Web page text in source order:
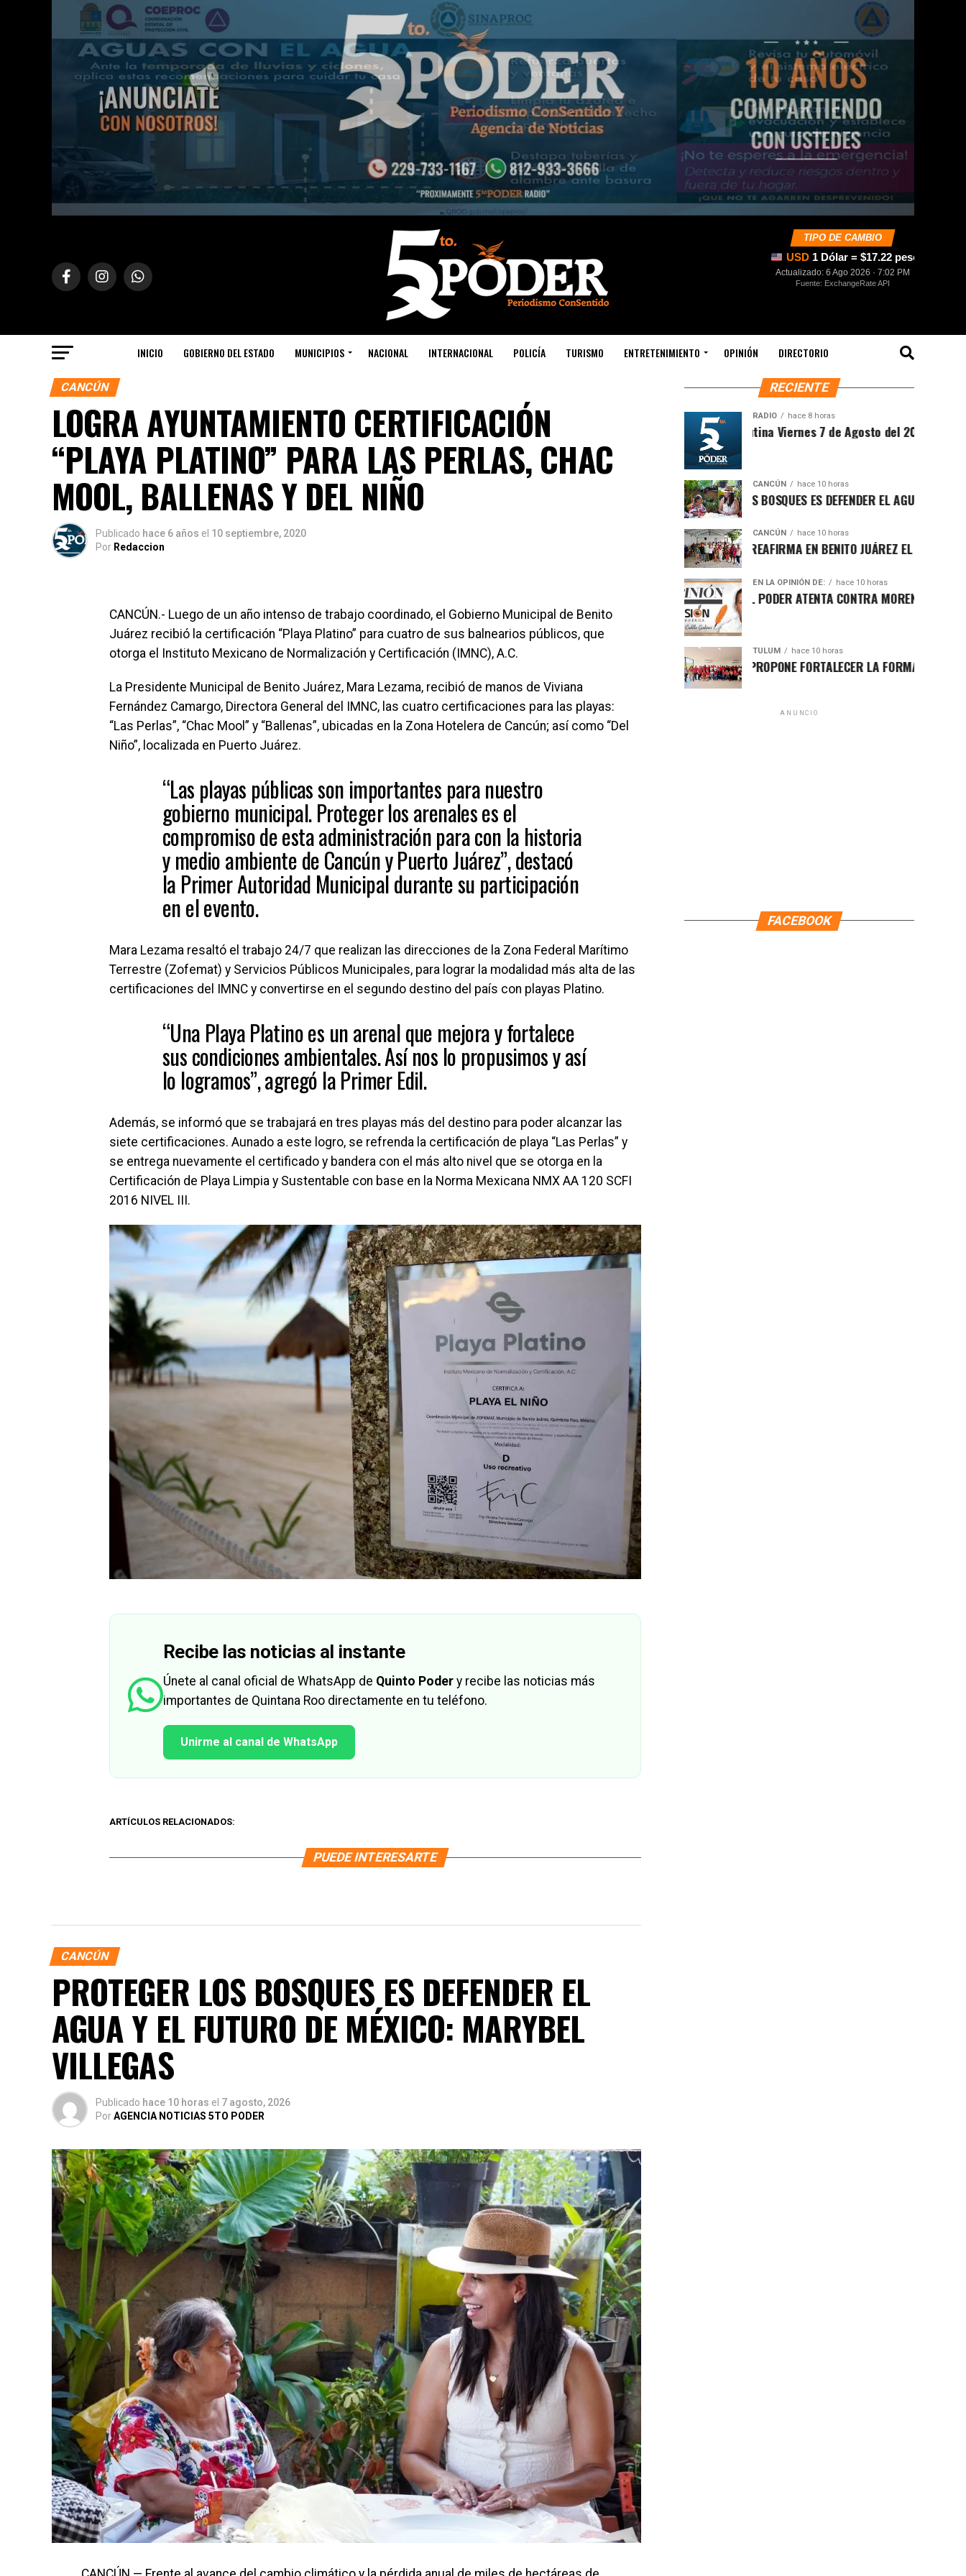
TIPO DE CAMBIO
USD 1 Dólar = $17.22 pesos
Actualizado: 6 Ago 2026 · 7:02 PM
Fuente: ExchangeRate API
INICIO GOBIERNO DEL ESTADO MUNICIPIOS NACIONAL INTERNACIONAL POLICÍA TURISMO ENTRETENIMIENTO OPINIÓN DIRECTORIO
CANCÚN
LOGRA AYUNTAMIENTO CERTIFICACIÓN
“PLAYA PLATINO” PARA LAS PERLAS, CHAC
MOOL, BALLENAS Y DEL NIÑO
Publicado hace 6 años el 10 septiembre, 2020
Por Redaccion
CANCÚN.- Luego de un año intenso de trabajo coordinado, el Gobierno Municipal de Benito
Juárez recibió la certificación “Playa Platino” para cuatro de sus balnearios públicos, que
otorga el Instituto Mexicano de Normalización y Certificación (IMNC), A.C.
La Presidente Municipal de Benito Juárez, Mara Lezama, recibió de manos de Viviana
Fernández Camargo, Directora General del IMNC, las cuatro certificaciones para las playas:
“Las Perlas”, “Chac Mool” y “Ballenas”, ubicadas en la Zona Hotelera de Cancún; así como “Del
Niño”, localizada en Puerto Juárez.
“Las playas públicas son importantes para nuestro
gobierno municipal. Proteger los arenales es el
compromiso de esta administración para con la historia
y medio ambiente de Cancún y Puerto Juárez”, destacó
la Primer Autoridad Municipal durante su participación
en el evento.
Mara Lezama resaltó el trabajo 24/7 que realizan las direcciones de la Zona Federal Marítimo
Terrestre (Zofemat) y Servicios Públicos Municipales, para lograr la modalidad más alta de las
certificaciones del IMNC y convertirse en el segundo destino del país con playas Platino.
“Una Playa Platino es un arenal que mejora y fortalece
sus condiciones ambientales. Así nos lo propusimos y así
lo logramos”, agregó la Primer Edil.
Además, se informó que se trabajará en tres playas más del destino para poder alcanzar las
siete certificaciones. Aunado a este logro, se refrenda la certificación de playa “Las Perlas” y
se entrega nuevamente el certificado y bandera con el más alto nivel que se otorga en la
Certificación de Playa Limpia y Sustentable con base en la Norma Mexicana NMX AA 120 SCFI
2016 NIVEL III.
Recibe las noticias al instante
Únete al canal oficial de WhatsApp de Quinto Poder y recibe las noticias más
importantes de Quintana Roo directamente en tu teléfono.
Unirme al canal de WhatsApp
ARTÍCULOS RELACIONADOS:
PUEDE INTERESARTE
CANCÚN
PROTEGER LOS BOSQUES ES DEFENDER EL
AGUA Y EL FUTURO DE MÉXICO: MARYBEL
VILLEGAS
Publicado hace 10 horas el 7 agosto, 2026
PorAGENCIA NOTICIAS 5TO PODER
RECIENTE
RADIO hace 8 horas
Sintesis Matutina Viernes 7 de Agosto del 2026
CANCÚN hace 10 horas
PROTEGER LOS BOSQUES ES DEFENDER EL AGUA Y EL FUTURO
CANCÚN hace 10 horas
RAFA MARÍN REAFIRMA EN BENITO JUÁREZ EL LLAMADO A
EN LA OPINIÓN DE: hace 10 horas
LUCHA POR EL PODER ATENTA CONTRA MORENA EN Q.ROO
TULUM hace 10 horas
HUGO ALDAY PROPONE FORTALECER LA FORMACIÓN
ANUNCIO
FACEBOOK